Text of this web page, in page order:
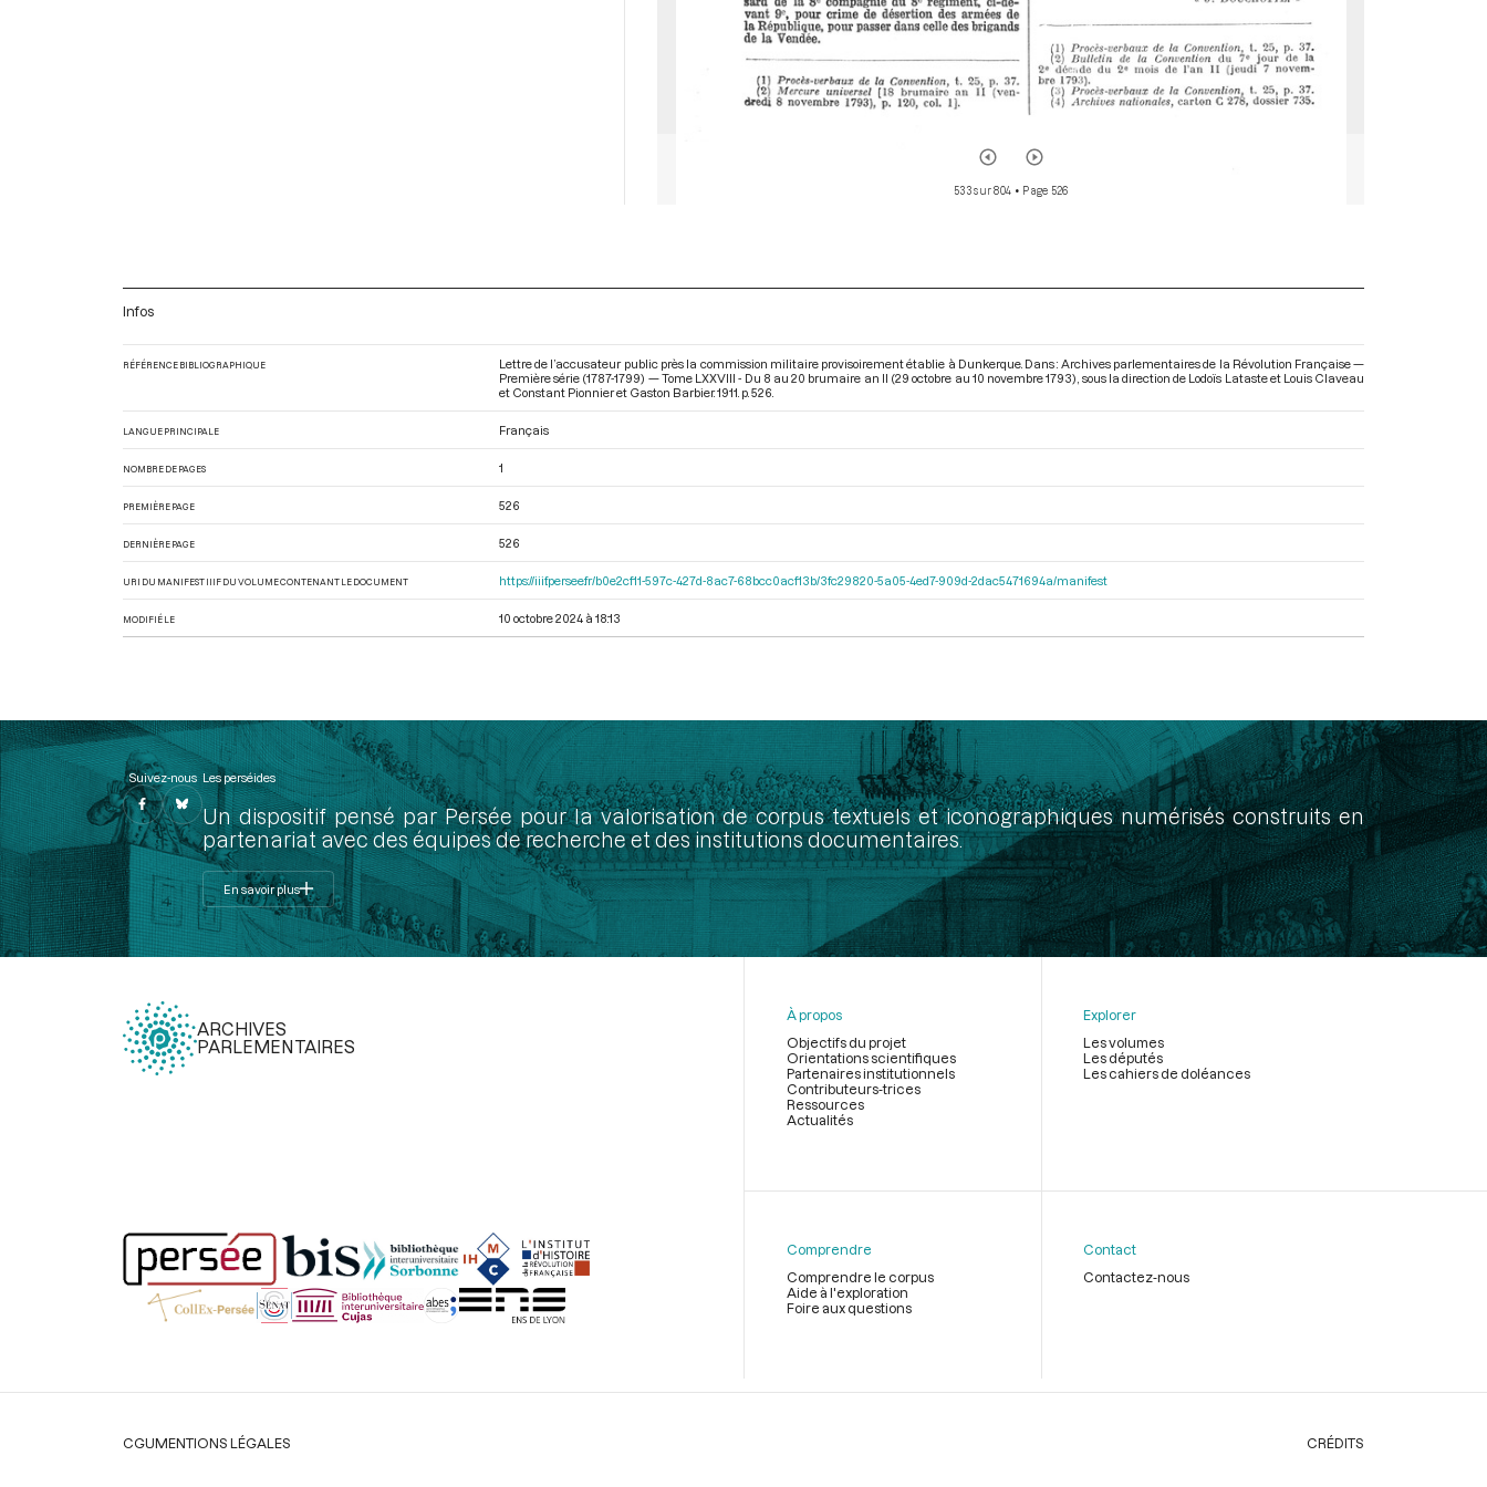
533 sur 804 • Page 526
Infos
RÉFÉRENCE BIBLIOGRAPHIQUE
Lettre de l’accusateur public près la commission militaire provisoirement établie à Dunkerque. Dans : Archives parlementaires de la Révolution Française —
Première série (1787-1799) — Tome LXXVIII - Du 8 au 20 brumaire an II (29 octobre au 10 novembre 1793) , sous la direction de Lodoïs Lataste et Louis Claveau
et Constant Pionnier et Gaston Barbier. 1911. p. 526.
LANGUE PRINCIPALE Français
NOMBRE DE PAGES 1
PREMIÈRE PAGE 526
DERNIÈRE PAGE 526
URI DU MANIFEST IIIF DU VOLUME CONTENANT LE DOCUMENT https://iiif.persee.fr/b0e2cf11-597c-427d-8ac7-68bcc0acf13b/3fc29820-5a05-4ed7-909d-2dac5471694a/manifest
MODIFIÉ LE 10 octobre 2024 à 18:13
Suivez-nous Les perséides
Un dispositif pensé par Persée pour la valorisation de corpus textuels et iconographiques numérisés construits en
partenariat avec des équipes de recherche et des institutions documentaires.
En savoir plus
ARCHIVES
PARLEMENTAIRES
page
À propos
Objectifs du projet
Orientations scientifiques
Partenaires institutionnels
Contributeurs-trices
Ressources
Actualités
Explorer
Les volumes
Les députés
Les cahiers de doléances
Comprendre
Comprendre le corpus
Aide à l'exploration
Foire aux questions
Contact
Contactez-nous
Légal
CGUMENTIONS LÉGALES CRÉDITS